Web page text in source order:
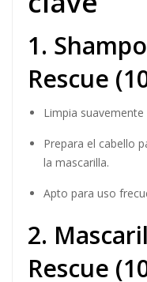
1.
Rescue
Limpia
Prepara el cabello
la mascarilla.
Apto para uso
2.
Rescue